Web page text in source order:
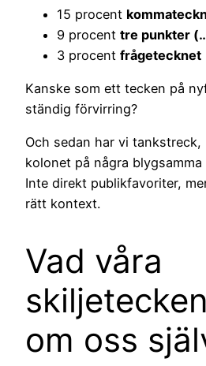
15 procent
9 procent tre punkter
3 procent frågetecknet
Kanske som ett tecken på
ständig förvirring?
Och sedan har vi tankstreck,
kolonet på några
Inte direkt publikfavoriter,
rätt kontext.
Vad våra
om oss